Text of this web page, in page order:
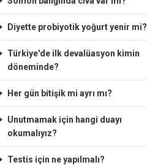
Diyette probiyotik yoğurt yenir mi?
Türkiye'de ilk devalüasyon kimin
döneminde?
Her gün bitişik mi ayrı mı?
Unutmamak için hangi duayı
okumalıyız?
Testis için ne yapılmalı?